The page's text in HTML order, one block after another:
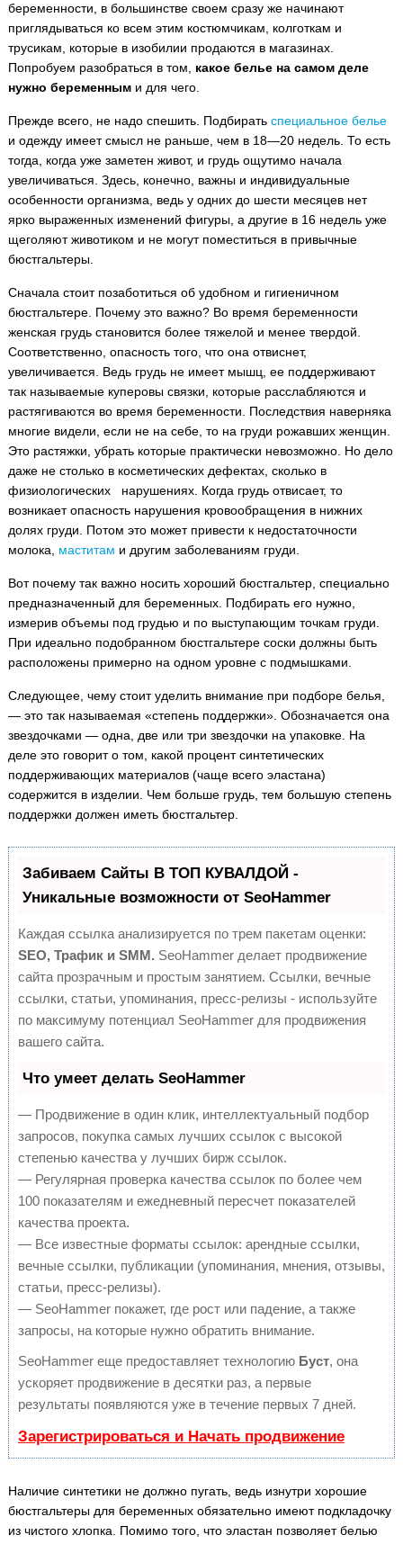
беременности, в большинстве своем сразу же начинают
приглядываться ко всем этим костюмчикам, колготкам и
трусикам, которые в изобилии продаются в магазинах.
Попробуем разобраться в том, какое белье на самом деле
нужно беременными для чего.
Прежде всего, не надо спешить. Подбирать специальное белье
и одежду имеет смысл не раньше, чем в 18—20 недель. То есть
тогда, когда уже заметен живот, и грудь ощутимо начала
увеличиваться. Здесь, конечно, важны и индивидуальные
особенности организма, ведь у одних до шести месяцев нет
ярко выраженных изменений фигуры, а другие в 16 недель уже
щеголяют животиком и не могут поместиться в привычные
бюстгальтеры.
Сначала стоит позаботиться об удобном и гигиеничном
бюстгальтере. Почему это важно? Во время беременности
женская грудь становится более тяжелой и менее твердой.
Соответственно, опасность того, что она отвиснет,
увеличивается. Ведь грудь не имеет мышц, ее поддерживают
так называемые куперовы связки, которые расслабляются и
растягиваются во время беременности. Последствия наверняка
многие видели, если не на себе, то на груди рожавших женщин.
Это растяжки, убрать которые практически невозможно. Но дело
даже не столько в косметических дефектах, сколько в
физиологических нарушениях. Когда грудь отвисает, то
возникает опасность нарушения кровообращения в нижних
долях груди. Потом это может привести к недостаточности
молока, маститам и другим заболеваниям груди.
Вот почему так важно носить хороший бюстгальтер, специально
предназначенный для беременных. Подбирать его нужно,
измерив объемы под грудью и по выступающим точкам груди.
При идеально подобранном бюстгальтере соски должны быть
расположены примерно на одном уровне с подмышками.
Следующее, чему стоит уделить внимание при подборе белья,
— это так называемая «степень поддержки». Обозначается она
звездочками — одна, две или три звездочки на упаковке. На
деле это говорит о том, какой процент синтетических
поддерживающих материалов (чаще всего эластана)
содержится в изделии. Чем больше грудь, тем большую степень
поддержки должен иметь бюстгальтер.
Забиваем Сайты В ТОП КУВАЛДОЙ -
Уникальные возможности от SeoHammer
Каждая ссылка анализируется по трем пакетам оценки:
SEO, Трафик и SMM. SeoHammer делает продвижение
сайта прозрачным и простым занятием. Ссылки, вечные
ссылки, статьи, упоминания, пресс-релизы - используйте
по максимуму потенциал SeoHammer для продвижения
вашего сайта.
Что умеет делать SeoHammer
— Продвижение в один клик, интеллектуальный подбор
запросов, покупка самых лучших ссылок с высокой
степенью качества у лучших бирж ссылок.
— Регулярная проверка качества ссылок по более чем
100 показателям и ежедневный пересчет показателей
качества проекта.
— Все известные форматы ссылок: арендные ссылки,
вечные ссылки, публикации (упоминания, мнения, отзывы,
статьи, пресс-релизы).
— SeoHammer покажет, где рост или падение, а также
запросы, на которые нужно обратить внимание.
SeoHammer еще предоставляет технологию Буст, она
ускоряет продвижение в десятки раз, а первые
результаты появляются уже в течение первых 7 дней.
Зарегистрироваться и Начать продвижение
Наличие синтетики не должно пугать, ведь изнутри хорошие
бюстгальтеры для беременных обязательно имеют подкладочку
из чистого хлопка. Помимо того, что эластан позволяет белью